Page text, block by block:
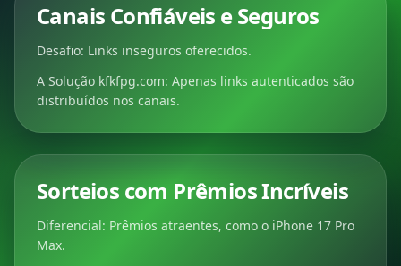
Canais Confiáveis e Seguros
Desafio: Links inseguros oferecidos.
A Solução kfkfpg.com: Apenas links autenticados são
distribuídos nos canais.
Sorteios com Prêmios Incríveis
Diferencial: Prêmios atraentes, como o iPhone 17 Pro
Max.